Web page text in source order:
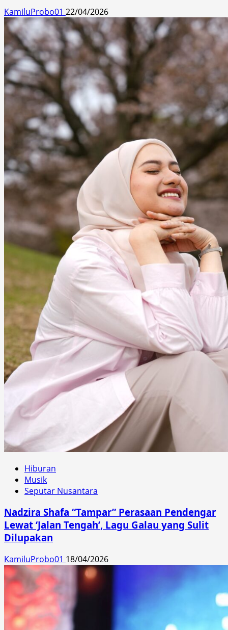
KamiluProbo01 22/04/2026
Hiburan
Musik
Seputar Nusantara
Nadzira Shafa “Tampar” Perasaan Pendengar
Lewat ‘Jalan Tengah’, Lagu Galau yang Sulit
Dilupakan
KamiluProbo01 18/04/2026